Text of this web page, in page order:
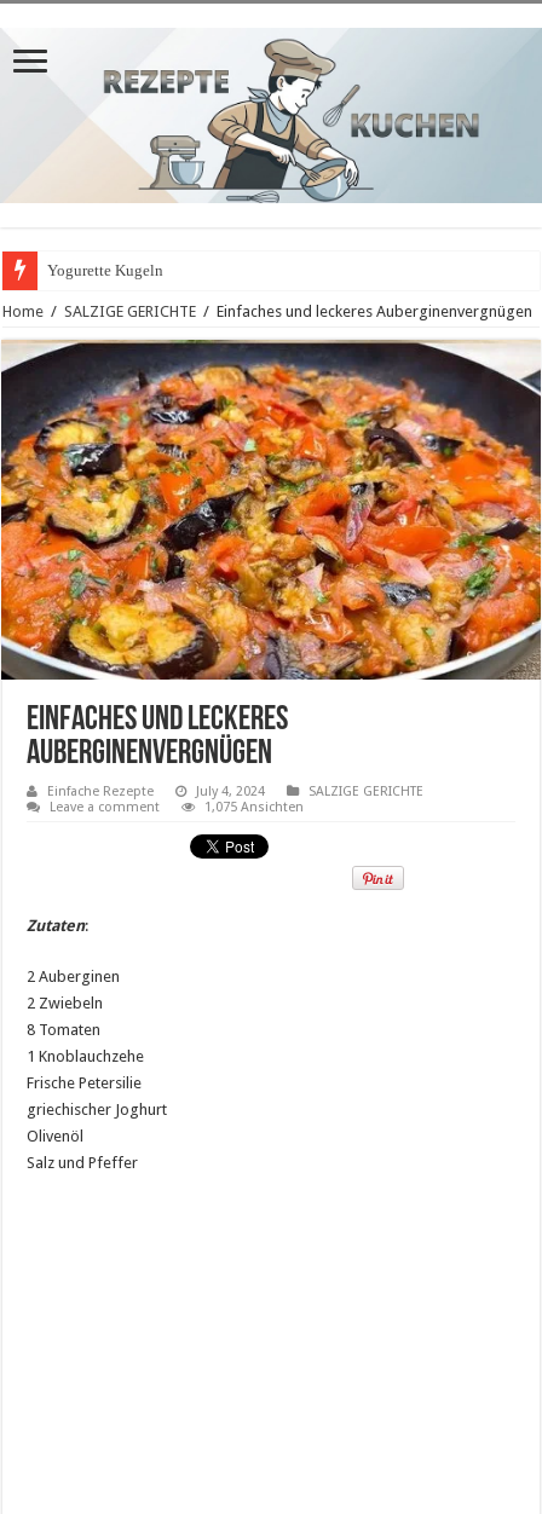
Yogurette Kugeln
Home / SALZIGE GERICHTE / Einfaches und leckeres Auberginenvergnügen
Einfaches und leckeres
Auberginenvergnügen
Einfache Rezepte July 4, 2024
SALZIGE GERICHTE
Leave a comment
1,075 Ansichten
Zutaten:
2 Auberginen
2 Zwiebeln
8 Tomaten
1 Knoblauchzehe
Frische Petersilie
griechischer Joghurt
Olivenöl
Salz und Pfeffer